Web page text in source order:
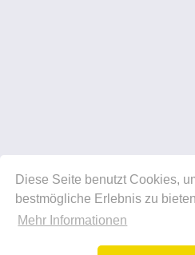
Diese Seite benutzt Cookies,
bestmögliche Erlebnis zu
Mehr Informationen
Diese Website verwendet